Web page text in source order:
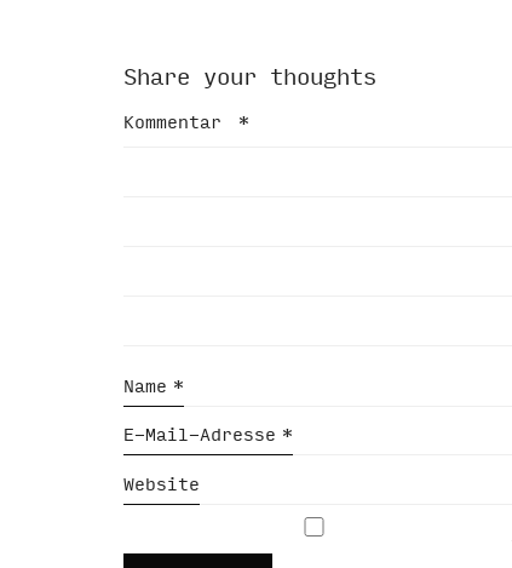
Share your thoughts
Kommentar *
Name *
E-Mail-Adresse *
Website